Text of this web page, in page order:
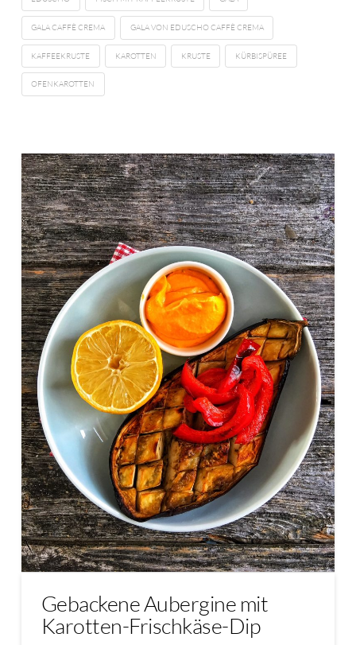
GALA CAFFÈ CREMA GALA VON EDUSCHO CAFFÈ CREMA
KAFFEEKRUSTE KAROTTEN KRUSTE KÜRBISPÜREE
OFENKAROTTEN
Gebackene Aubergine mit
Karotten-Frischkäse-Dip